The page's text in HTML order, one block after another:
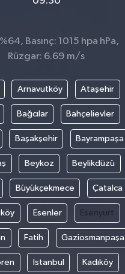
Basınç: 1015 hpa hPa,
Rüzgar: 6.69 m/s
Arnavutköy Ataşehir
Bağcılar Bahçelievler
Başakşehir Bayrampaşa
Beykoz Beylikdüzü
Büyükçekmece Çatalca
Esenler Esenyurt
Fatih Gaziosmanpaşa
Istanbul Kadıköy